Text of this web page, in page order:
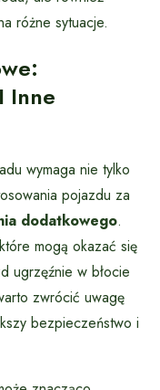
różne sytuacje.
Inne
wymaga nie tylko
pojazdu za
dodatkowego.
mogą okazać się
ugrzęźnie w błocie
zwrócić uwagę
bezpieczeństwo i